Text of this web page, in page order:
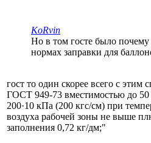
KoRvin
Но в том госте было почему
нормах заправки для
гост то один скорее всего с этим
ГОСТ 949-73 вместимостью до
200·10 кПа (200 кгс/см) при
воздуха рабочей зоны не выше
заполнения 0,72 кг/дм;"